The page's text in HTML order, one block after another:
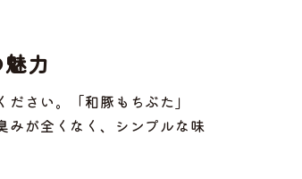
力
さい。「和豚もちぶた」
みが全くなく、シンプルな味